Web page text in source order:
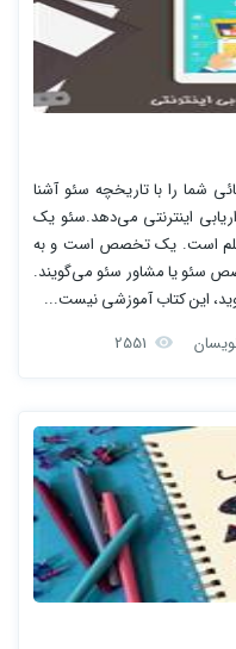
شما را با تاریخچه سئو آشنا
اینترنتی می‌دهد.سئو یک
است. یک تخصص است و به
سئو یا مشاور سئو می‌گویند.
این کتاب آموزشی نیست...